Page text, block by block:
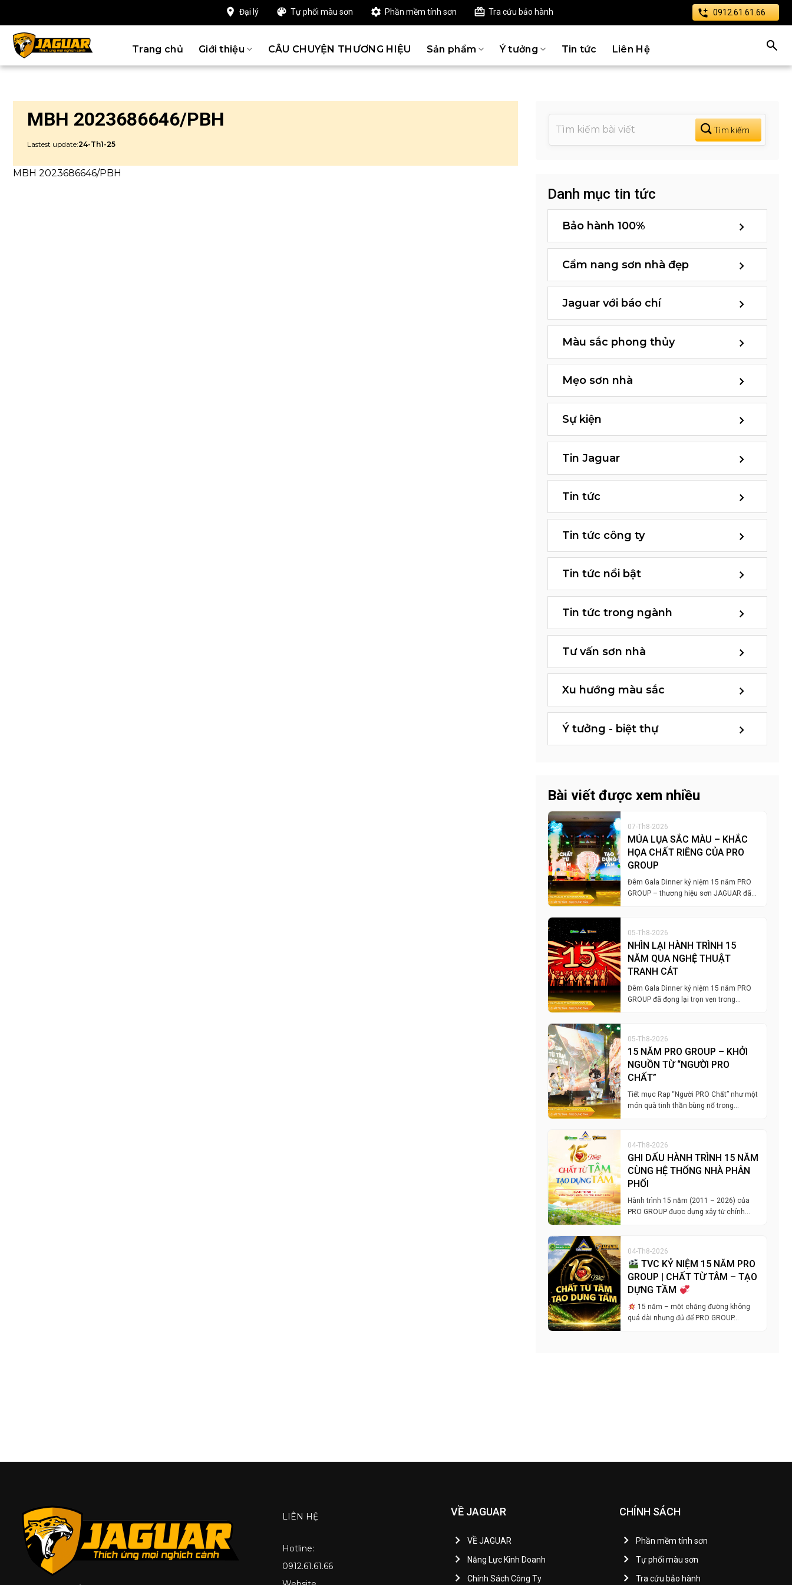
dung
Đại lý Tự phối màu sơn Phần mềm tính sơn Tra cứu bảo hành 0912.61.61.66
Trang chủ Giới thiệu CÂU CHUYỆN THƯƠNG HIỆU Sản phẩm Ý tưởng Tin tức Liên Hệ
MBH 2023686646/PBH
Lastest update:24-Th1-25
MBH 2023686646/PBH
Danh mục tin tức
Bảo hành 100%
Cẩm nang sơn nhà đẹp
Jaguar với báo chí
Màu sắc phong thủy
Mẹo sơn nhà
Sự kiện
Tin Jaguar
Tin tức
Tin tức công ty
Tin tức nổi bật
Tin tức trong ngành
Tư vấn sơn nhà
Xu hướng màu sắc
Ý tưởng - biệt thự
Bài viết được xem nhiều
07-Th8-2026
MÚA LỤA SẮC MÀU – KHẮC
HỌA CHẤT RIÊNG CỦA PRO
GROUP
Đêm Gala Dinner kỷ niệm 15 năm PRO
GROUP – thương hiệu sơn JAGUAR đã…
05-Th8-2026
NHÌN LẠI HÀNH TRÌNH 15
NĂM QUA NGHỆ THUẬT
TRANH CÁT
Đêm Gala Dinner kỷ niệm 15 năm PRO
GROUP đã đọng lại trọn vẹn trong…
05-Th8-2026
15 NĂM PRO GROUP – KHỞI
NGUỒN TỪ “NGƯỜI PRO
CHẤT”
Tiết mục Rap “Người PRO Chất” như một
món quà tinh thần bùng nổ trong…
04-Th8-2026
GHI DẤU HÀNH TRÌNH 15 NĂM
CÙNG HỆ THỐNG NHÀ PHÂN
PHỐI
Hành trình 15 năm (2011 – 2026) của
PRO GROUP được dựng xây từ chính…
04-Th8-2026
TVC KỶ NIỆM 15 NĂM PRO
GROUP | CHẤT TỪ TÂM – TẠO
DỰNG TẦM
15 năm – một chặng đường không
quá dài nhưng đủ để PRO GROUP…
LIÊN HỆ
Hotline:
0912.61.61.66
VỀ JAGUAR
VỀ JAGUAR
Năng Lực Kinh Doanh
Chính Sách Công Ty
CHÍNH SÁCH
Phần mềm tính sơn
Tự phối màu sơn
Tra cứu bảo hành